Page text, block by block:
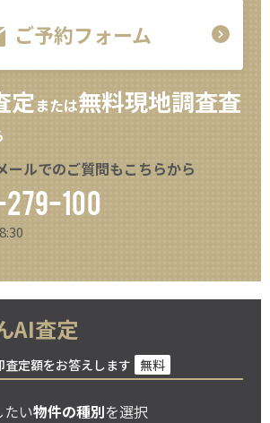
ご予約フォーム
定または無料現地調査査
ールでのご質問もこちらから
100
AI査定
査定額をお答えします 無料
たい物件の種別を選択